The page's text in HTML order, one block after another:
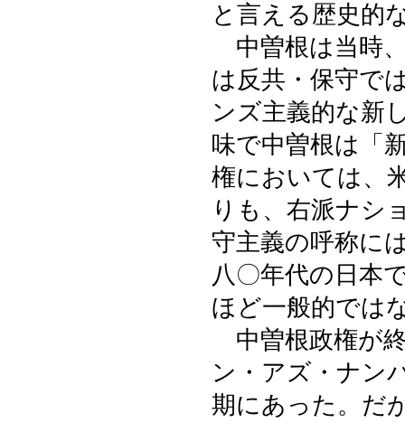
と言える歴史的
中曽根は当時
は反共・保守で
ンズ主義的な新
味で中曽根は「
権においては、
りも、右派ナシ
守主義の呼称に
八〇年代の日本
ほど一般的では
中曽根政権が
ン・アズ・ナン
期にあった。だ